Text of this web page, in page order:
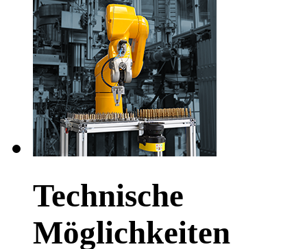
Technische
Möglichkeiten